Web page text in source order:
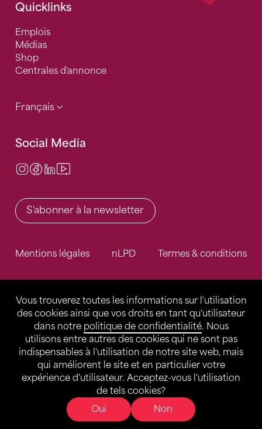
Vous trouverez toutes les informations sur l'utilisation
des cookies ainsi que vos droits en tant qu'utilisateur
dans notre politique de confidentialité. Nous
utilisons entre autres des cookies qui ne sont pas
indispensables à l'utilisation de notre site web, mais
qui améliorent le site et en particulier votre
expérience d'utilisateur. Acceptez-vous l'utilisation
de tels cookies?
Oui
Non
Quicklinks
Emplois
Médias
Shop
Centrales d'annonce
Français
Social Media
Instagram
Facebook
LinkedIn
S'abonner à la newsletter
Mentions légales nLPD Termes & conditions